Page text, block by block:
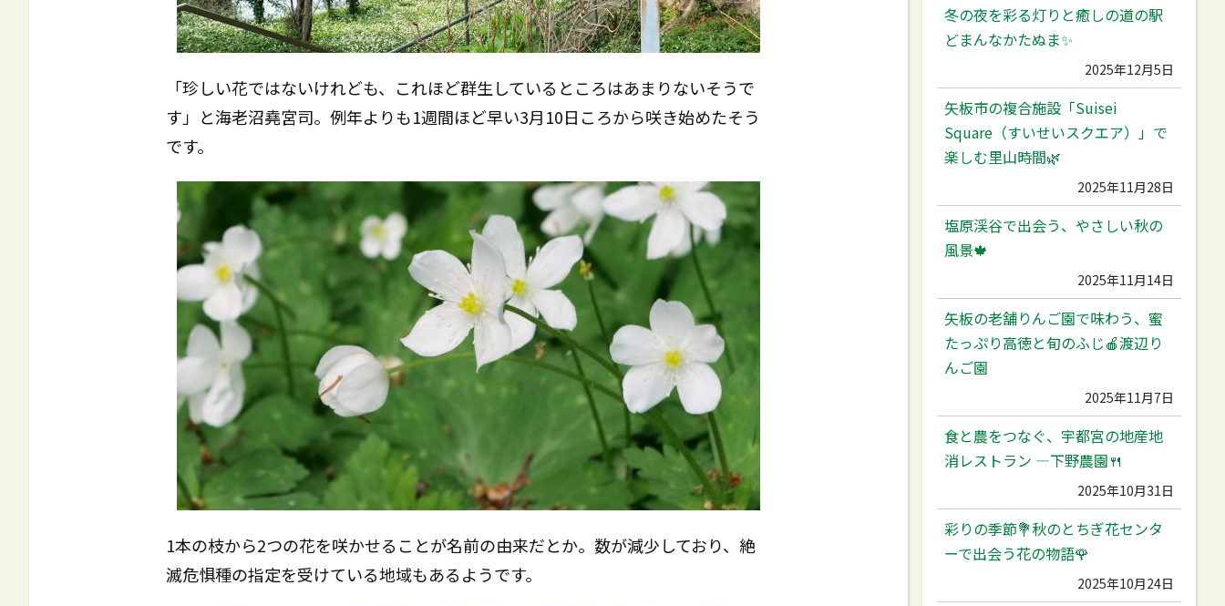
「珍しい花ではないけれども、これほど群生しているところはあまりないそうで
す」と海老沼堯宮司。例年よりも1週間ほど早い3月10日ころから咲き始めたそう
です。
1本の枝から2つの花を咲かせることが名前の由来だとか。数が減少しており、絶
滅危惧種の指定を受けている地域もあるようです。
冬の夜を彩る灯りと癒しの道の駅
どまんなかたぬま✨
2025年12月5日
矢板市の複合施設「Suisei
Square（すいせいスクエア）」で
楽しむ里山時間🌿
2025年11月28日
塩原渓谷で出会う、やさしい秋の
風景🍁
2025年11月14日
矢板の老舗りんご園で味わう、蜜
たっぷり高徳と旬のふじ🍎渡辺り
んご園
2025年11月7日
食と農をつなぐ、宇都宮の地産地
消レストラン ―下野農園🍴
2025年10月31日
彩りの季節💐秋のとちぎ花センタ
ーで出会う花の物語🌹
2025年10月24日